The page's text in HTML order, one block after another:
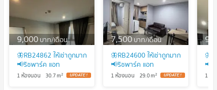
9,000บาท/เดือน
🦋RB24862 ให้เช่าถูกมาก
📢ริชพาร์ค แอท
เจ้าพระยา👉แอดไลน์
1 ห้องนอน 30.7m2
7,500บาท/เดือน
🦋RB24600 ให้เช่าถูกมาก
📢ริชพาร์ค แอท
เจ้าพระยา👉แอดไลน์
1 ห้องนอน 29.0m2
📢
เจ้
1 ห้